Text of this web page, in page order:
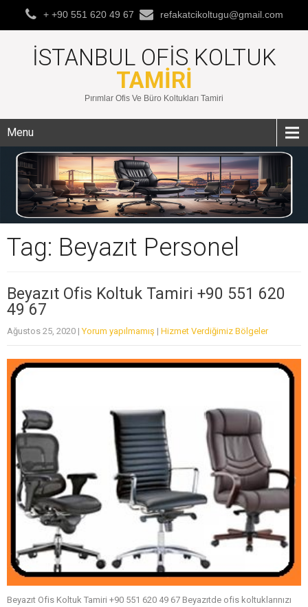
+ +90 551 620 49 67 refakatcikoltugu@gmail.com
İSTANBUL OFIS KOLTUK
TAMIRI
Pırımlar Ofis Ve Büro Koltukları Tamiri
Menu
Tag: Beyazıt Personel
Beyazıt Ofis Koltuk Tamiri +90 551 620
49 67
Ağustos 25, 2020 |Yorum yapılmamış | Hizmet Verdiğimiz Bölgeler
Beyazıt Ofis Koltuk Tamiri +90 551 620 49 67 Beyazıtde ofis koltuklarınızı